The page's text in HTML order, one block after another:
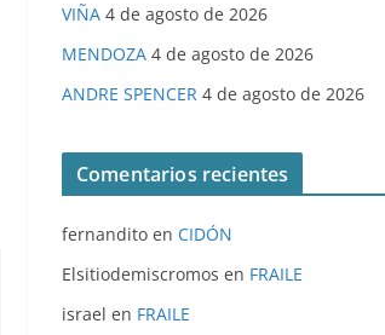
VIÑA 4 de agosto de 2026
MENDOZA 4 de agosto de 2026
ANDRE SPENCER 4 de agosto de 2026
Comentarios recientes
fernandito en CIDÓN
Elsitiodemiscromos en FRAILE
israel en FRAILE